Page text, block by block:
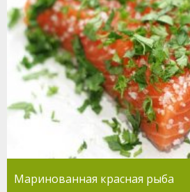
Маринованная красная рыба